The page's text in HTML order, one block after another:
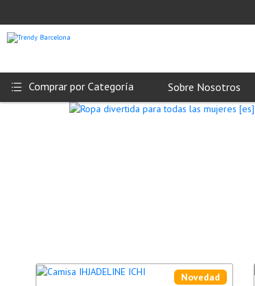
Comprar por Categoría Sobre Nosotros
Novedad